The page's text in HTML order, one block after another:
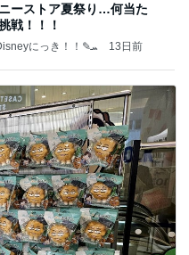
ーストア夏祭り…何当た
戦！！！
高校生Dヲタ Ꭰ-ᎮꭵꭹꭴのDisneyにっき！！✎ܚ 13日前